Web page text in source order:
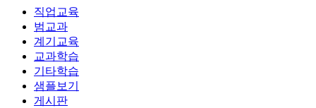
직업교육
범교과
계기교육
교과학습
기타학습
샘플보기
게시판